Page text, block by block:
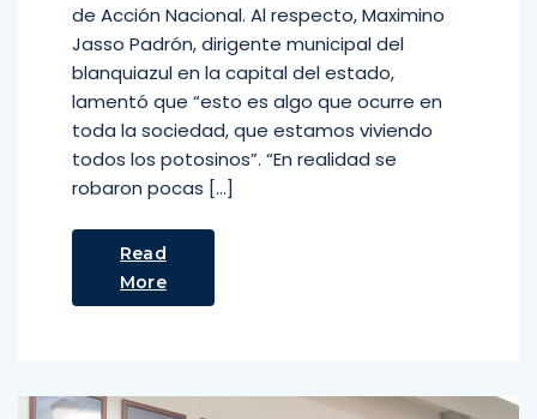
de Acción Nacional. Al respecto, Maximino
Jasso Padrón, dirigente municipal del
blanquiazul en la capital del estado,
lamentó que “esto es algo que ocurre en
toda la sociedad, que estamos viviendo
todos los potosinos”. “En realidad se
robaron pocas […]
Read
More